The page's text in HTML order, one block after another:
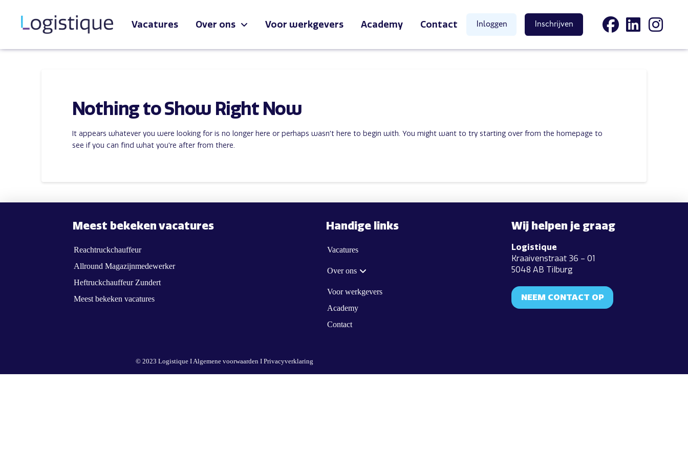
Vacatures Over ons Voor werkgevers Academy Contact Inloggen Inschrijven
Nothing to Show Right Now
It appears whatever you were looking for is no longer here or perhaps wasn't here to begin with. You might want to try starting over from the homepage to
see if you can find what you're after from there.
Meest bekeken vacatures
Reachtruckchauffeur
Allround Magazijnmedewerker
Heftruckchauffeur Zundert
Meest bekeken vacatures
Handige links
Vacatures
Over ons
Voor werkgevers
Academy
Contact
Wij helpen je graag
Logistique
Kraaivenstraat 36 – 01
5048 AB Tilburg
NEEM CONTACT OP
© 2023 Logistique IAlgemene voorwaarden I Privacyverklaring